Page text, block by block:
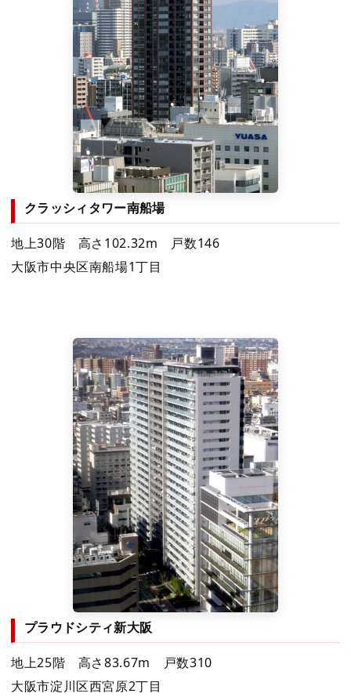
クラッシィタワー南船場
地上30階 高さ102.32m 戸数146
大阪市中央区南船場1丁目
プラウドシティ新大阪
地上25階 高さ83.67m 戸数310
大阪市淀川区西宮原2丁目